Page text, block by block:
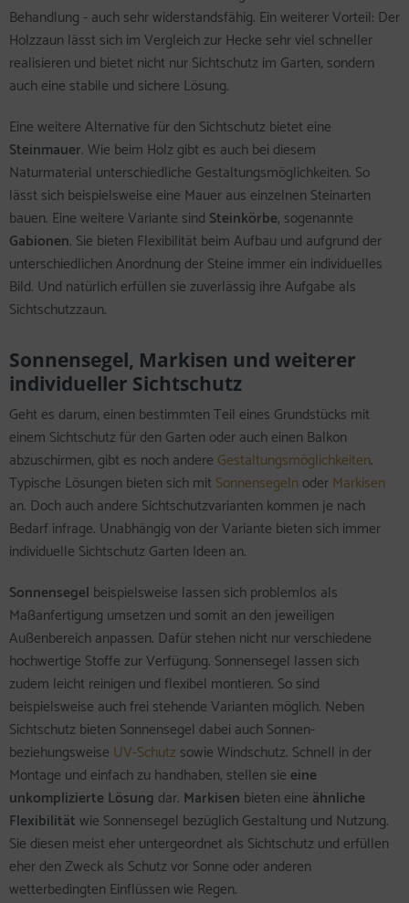
Behandlung - auch sehr widerstandsfähig. Ein weiterer Vorteil: Der
Holzzaun lässt sich im Vergleich zur Hecke sehr viel schneller
realisieren und bietet nicht nur Sichtschutz im Garten, sondern
auch eine stabile und sichere Lösung.
Eine weitere Alternative für den Sichtschutz bietet eine
Steinmauer. Wie beim Holz gibt es auch bei diesem
Naturmaterial unterschiedliche Gestaltungsmöglichkeiten. So
lässt sich beispielsweise eine Mauer aus einzelnen Steinarten
bauen. Eine weitere Variante sind Steinkörbe, sogenannte
Gabionen. Sie bieten Flexibilität beim Aufbau und aufgrund der
unterschiedlichen Anordnung der Steine immer ein individuelles
Bild. Und natürlich erfüllen sie zuverlässig ihre Aufgabe als
Sichtschutzzaun.
Sonnensegel, Markisen und weiterer
individueller Sichtschutz
Geht es darum, einen bestimmten Teil eines Grundstücks mit
einem Sichtschutz für den Garten oder auch einen Balkon
abzuschirmen, gibt es noch andere Gestaltungsmöglichkeiten.
Typische Lösungen bieten sich mit Sonnensegeln oderMarkisen
an. Doch auch andere Sichtschutzvarianten kommen je nach
Bedarf infrage. Unabhängig von der Variante bieten sich immer
individuelle Sichtschutz Garten Ideen an.
Sonnensegel beispielsweise lassen sich problemlos als
Maßanfertigung umsetzen und somit an den jeweiligen
Außenbereich anpassen. Dafür stehen nicht nur verschiedene
hochwertige Stoffe zur Verfügung. Sonnensegel lassen sich
zudem leicht reinigen und flexibel montieren. So sind
beispielsweise auch frei stehende Varianten möglich. Neben
Sichtschutz bieten Sonnensegel dabei auch Sonnen-
beziehungsweise UV-Schutz sowie Windschutz. Schnell in der
Montage und einfach zu handhaben, stellen sieeine
unkomplizierte Lösung dar. Markisen bieten eine ähnliche
Flexibilitätwie Sonnensegel bezüglich Gestaltung und Nutzung.
Sie diesen meist eher untergeordnet als Sichtschutz und erfüllen
eher den Zweck als Schutz vor Sonne oder anderen
wetterbedingten Einflüssen wie Regen.